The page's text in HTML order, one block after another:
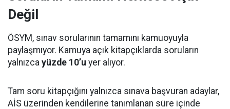
Değil
ÖSYM, sınav sorularının tamamını kamuoyuyla
paylaşmıyor. Kamuya açık kitapçıklarda soruların
yalnızca yüzde 10’u yer alıyor.
Tam soru kitapçığını yalnızca sınava başvuran adaylar,
AİS üzerinden kendilerine tanımlanan süre içinde